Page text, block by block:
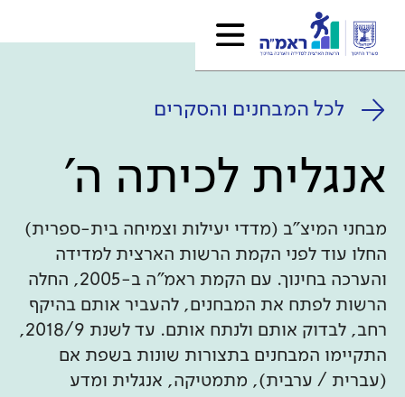
לכל המבחנים והסקרים
אנגלית לכיתה ה'
מבחני המיצ"ב (מדדי יעילות וצמיחה בית-ספרית)
החלו עוד לפני הקמת הרשות הארצית למדידה
והערכה בחינוך. עם הקמת ראמ"ה ב-2005, החלה
הרשות לפתח את המבחנים, להעביר אותם בהיקף
רחב, לבדוק אותם ולנתח אותם. עד לשנת 2018/9,
התקיימו המבחנים בתצורות שונות בשפת אם
(עברית / ערבית), מתמטיקה, אנגלית ומדע